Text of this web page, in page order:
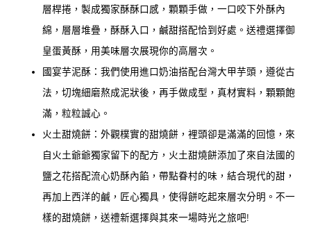
NT$ 672。NT$ 588。
層桿捲，製成獨家酥酥口感，顆顆手做，一口咬下外酥內
綿，層層堆疊，酥酥入口，鹹甜搭配恰到好處。送禮選擇御
皇蛋黃酥，用美味層次展現你的高層次。
國宴芋泥酥：我們使用進口奶油搭配台灣大甲芋頭，遵從古
法，切塊細磨熬成泥狀後，再手做成型，真材實料，顆顆飽
滿，粒粒誠心。
火土甜燒餅：外觀樸實的甜燒餅，裡頭卻是滿滿的回憶，來
自火土爺爺獨家留下的配方，火土甜燒餅添加了來自法國的
鹽之花搭配流心奶酥內餡，帶點眷村的味，結合現代的甜，
再加上西洋的鹹，匠心獨具，使得餅吃起來層次分明。不一
樣的甜燒餅，送禮新選擇與其來一場時光之旅吧!